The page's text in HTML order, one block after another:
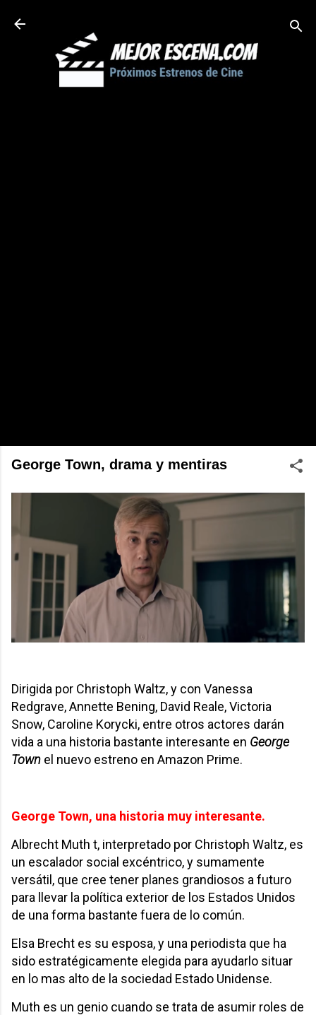
George Town, drama y mentiras
Dirigida por Christoph Waltz, y con Vanessa
Redgrave, Annette Bening, David Reale, Victoria
Snow, Caroline Korycki, entre otros actores darán
vida a una historia bastante interesante en George
Town el nuevo estreno en Amazon Prime.
George Town, una historia muy interesante.
Albrecht Muth t, interpretado por Christoph Waltz, es
un escalador social excéntrico, y sumamente
versátil, que cree tener planes grandiosos a futuro
para llevar la política exterior de los Estados Unidos
de una forma bastante fuera de lo común.
Elsa Brecht es su esposa, y una periodista que ha
sido estratégicamente elegida para ayudarlo situar
en lo mas alto de la sociedad Estado Unidense.
Muth es un genio cuando se trata de asumir roles de